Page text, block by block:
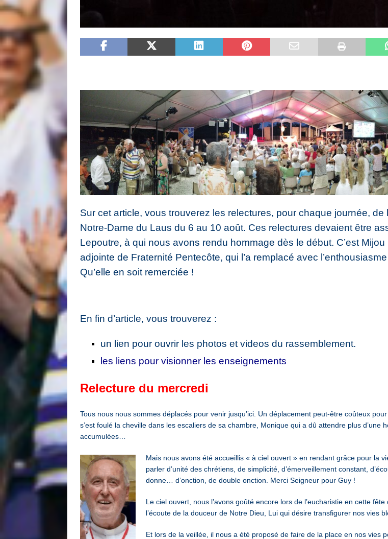
Sur cet article, vous trouverez les relectures, pour chaque journée, de
Notre-Dame du Laus du 6 au 10 août. Ces relectures devaient être
Lepoutre, à qui nous avons rendu hommage dès le début. C’est
adjointe de Fraternité Pentecôte, qui l’a remplacé avec
Qu’elle en soit remerciée !
En fin d’article, vous trouverez :
un lien pour ouvrir les photos et videos du rassemblement.
les liens pour visionner les enseignements
Relecture du mercredi
Tous nous nous sommes déplacés pour venir jusqu’ici. Un déplacement peut-être coûteux
s’est foulé la cheville dans les escaliers de sa chambre, Monique qui a dû attendre plus d’une
accumulées…
Mais nous avons été accueillis « à ciel ouvert » en rendant grâce pour la
parler d’unité des chrétiens, de simplicité, d’émerveillement constant,
donne… d’onction, de double onction. Merci Seigneur pour Guy !
Le ciel ouvert, nous l’avons goûté encore lors de l’eucharistie en cette
l’écoute de la douceur de Notre Dieu, Lui qui désire transfigurer nos vies
Et lors de la veillée, il nous a été proposé de faire de la place en nos vies